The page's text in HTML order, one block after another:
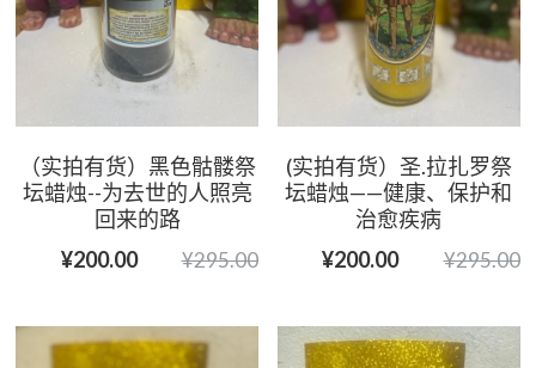
（实拍有货）黑色骷髅祭
坛蜡烛--为去世的人照亮
回来的路
¥200.00
¥295.00
(实拍有货）圣.拉扎罗祭
坛蜡烛——健康、保护和
治愈疾病
¥200.00
¥295.00